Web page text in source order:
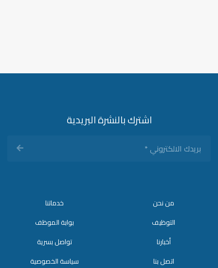
اشترك بالنشرة البريدية
الالكتروني
من نحن
التوظيف
أخبارنا
اتصل بنا
خدماتنا
بوابة الموظف
تواصل بسرية
سياسة الخصوصية